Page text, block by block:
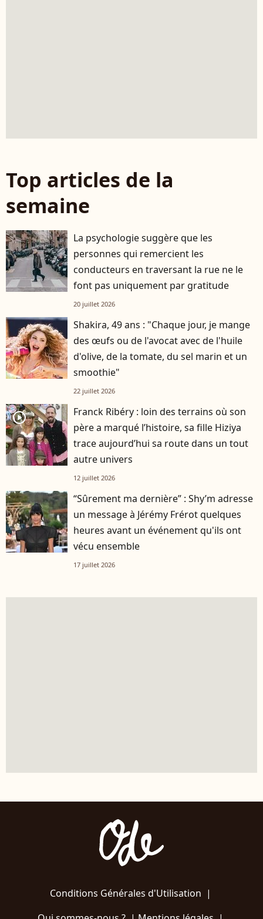
Top articles de la
semaine
La psychologie suggère que les
personnes qui remercient les
conducteurs en traversant la rue ne le
font pas uniquement par gratitude
20 juillet 2026
Shakira, 49 ans : "Chaque jour, je mange
des œufs ou de l'avocat avec de l'huile
d'olive, de la tomate, du sel marin et un
smoothie"
22 juillet 2026
player2
Franck Ribéry : loin des terrains où son
père a marqué l’histoire, sa fille Hiziya
trace aujourd’hui sa route dans un tout
autre univers
12 juillet 2026
“Sûrement ma dernière” : Shy’m adresse
un message à Jérémy Frérot quelques
heures avant un événement qu'ils ont
vécu ensemble
17 juillet 2026
Conditions Générales d'Utilisation |